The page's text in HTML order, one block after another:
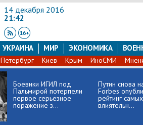
14 декабря 2016
21:42
УКРАИНА МИР ЭКОНОМИКА
Петербург Киев Крым ИноСМИ
Боевики ИГИЛ под
Пальмирой потерпели
первое серьезное
поражение з...
Путин снова
Forbes
рейтинг самых
влиятельн...